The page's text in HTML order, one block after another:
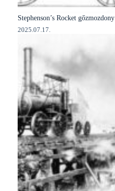
Stephenson’s Rocket gőzmozdony
2025.07.17.